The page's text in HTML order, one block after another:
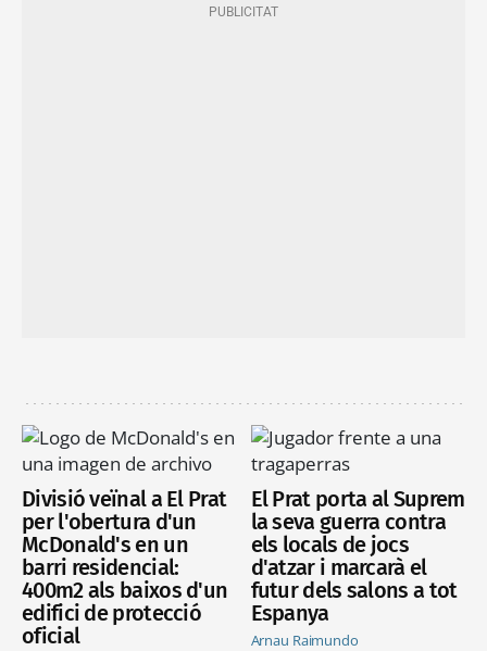
Divisió veïnal a El Prat
per l'obertura d'un
McDonald's en un
barri residencial:
400m2 als baixos d'un
edifici de protecció
oficial
El Prat porta al Suprem
la seva guerra contra
els locals de jocs
d'atzar i marcarà el
futur dels salons a tot
Espanya
Arnau Raimundo